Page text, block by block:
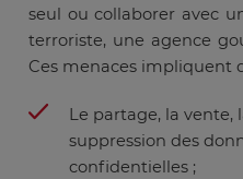
seul ou collaborer avec
terroriste, une agence
Ces menaces impliquent
Le partage, la
suppression des
confidentielles ;